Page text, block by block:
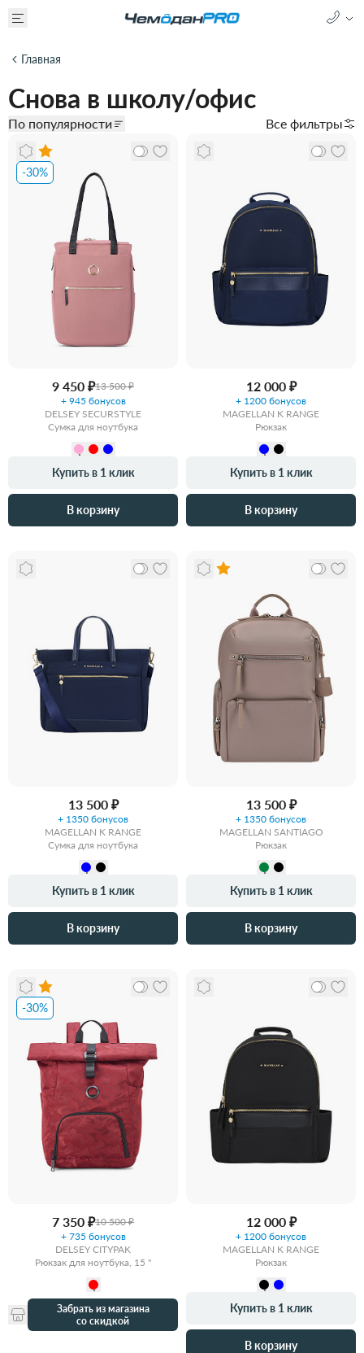
Главная
Снова в школу/офис
По популярности Все фильтры
-30%
9 450 ₽13 500 ₽
+ 945 бонусов
DELSEY SECURSTYLE
Сумка для ноутбука
Купить в 1 клик
В корзину
12 000 ₽
+ 1200 бонусов
MAGELLAN K RANGE
Рюкзак
Купить в 1 клик
В корзину
13 500 ₽
+ 1350 бонусов
MAGELLAN K RANGE
Сумка для ноутбука
Купить в 1 клик
В корзину
13 500 ₽
+ 1350 бонусов
MAGELLAN SANTIAGO
Рюкзак
Купить в 1 клик
В корзину
-30%
7 350 ₽10 500 ₽
+ 735 бонусов
DELSEY CITYPAK
Рюкзак для ноутбука, 15 "
Забрать из магазина
со скидкой
12 000 ₽
+ 1200 бонусов
MAGELLAN K RANGE
Рюкзак
Купить в 1 клик
В корзину